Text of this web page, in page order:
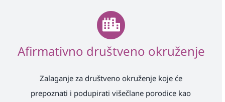
Afirmativno društveno okruženje
Zalaganje za društveno okruženje koje će
prepoznati i podupirati višečlane porodice kao